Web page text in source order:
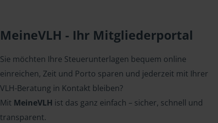
MeineVLH - Ihr Mitgliederportal
Sie möchten Ihre Steuerunterlagen bequem online
einreichen, Zeit und Porto sparen und jederzeit mit Ihrer
VLH-Beratung in Kontakt bleiben?
Mit MeineVLH ist das ganz einfach – sicher, schnell und
transparent.